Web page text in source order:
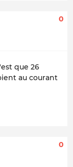
0
que 26
au courant
0